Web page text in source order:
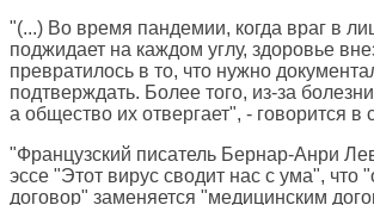
"(...) Во время пандемии, когда враг в
поджидает на каждом углу, здоровье
превратилось в то, что нужно
подтверждать. Более того, из-за
а общество их отвергает", - говорится в
"Французский писатель Бернар-Анри
эссе "Этот вирус сводит нас с ума", что
договор" заменяется "медицинским